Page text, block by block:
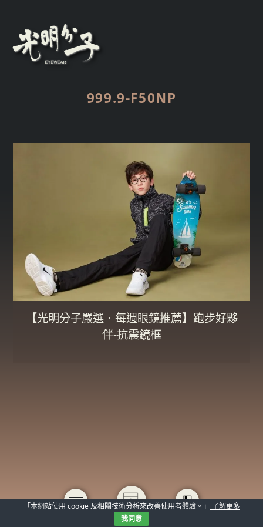
999.9-F50NP
【光明分子嚴選．每週眼鏡推薦】跑步好夥
伴-抗震鏡框
「本網站使用 cookie 及相關技術分析來改善使用者體驗。」
了解更多
我同意